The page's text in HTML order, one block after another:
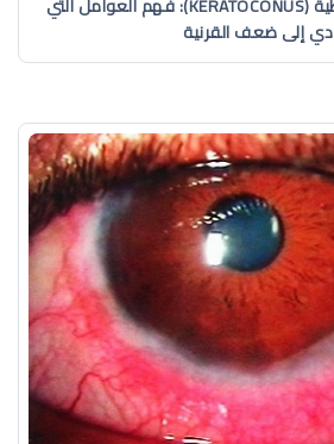
إلى ضعف القرنية